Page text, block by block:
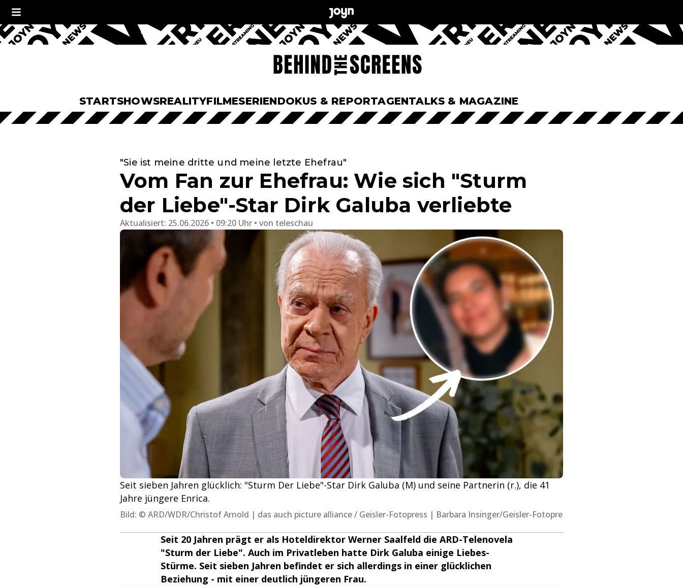
STARTSHOWSREALITYFILMESERIENDOKUS & REPORTAGENTALKS & MAGAZINE
"Sie ist meine dritte und meine letzte Ehefrau"
Vom Fan zur Ehefrau: Wie sich "Sturm
der Liebe"-Star Dirk Galuba verliebte
Aktualisiert: 25.06.2026 • 09:20 Uhr von teleschau
Seit sieben Jahren glücklich: "Sturm Der Liebe"-Star Dirk Galuba (M) und seine Partnerin (r.), die 41
Jahre jüngere Enrica.
Bild: © ARD/WDR/Christof Arnold | das auch picture alliance / Geisler-Fotopress | Barbara Insinger/Geisler-Fotopre
Seit 20 Jahren prägt er als Hoteldirektor Werner Saalfeld die ARD-Telenovela
"Sturm der Liebe". Auch im Privatleben hatte Dirk Galuba einige Liebes-
Stürme. Seit sieben Jahren befindet er sich allerdings in einer glücklichen
Beziehung - mit einer deutlich jüngeren Frau.